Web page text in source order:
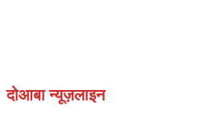
दोआबा न्यूज़लाइन